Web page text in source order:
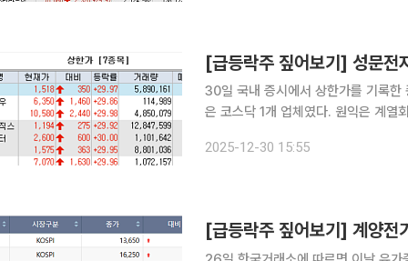
[급등락주 짚어보기] 성문전
30일 국내 증시에서 상한가를 기록
은 코스닥 1개 업체였다. 원익은 계열회사인 원익홀딩스의 자회사 원익로보틱스가 글로벌 빅테크 기
전자의 무인 공장 도입 추진도 가시화
2025-12-30 15:55
[급등락주 짚어보기] 계양